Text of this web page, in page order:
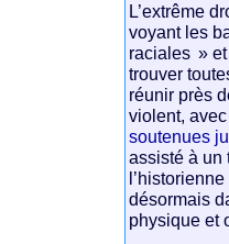
L’extrême
voyant les
raciales »
trouver
réunir près
violent,
soutenues
assisté à un
désormais
physique et